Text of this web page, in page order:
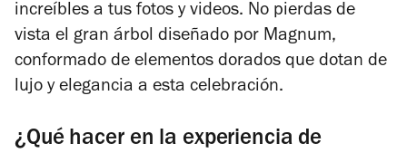
increíbles a tus fotos y videos. No pierdas de
vista el gran árbol diseñado por Magnum,
conformado de elementos dorados que dotan de
lujo y elegancia a esta celebración.
¿Qué hacer en la experiencia de